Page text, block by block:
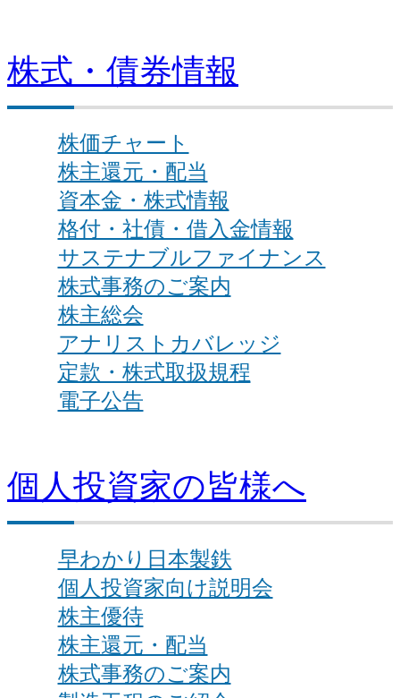
株式・債券情報
株価チャート
株主還元・配当
資本金・株式情報
格付・社債・借入金情報
サステナブルファイナンス
株式事務のご案内
株主総会
アナリストカバレッジ
定款・株式取扱規程
電子公告
個人投資家の皆様へ
早わかり日本製鉄
個人投資家向け説明会
株主優待
株主還元・配当
株式事務のご案内